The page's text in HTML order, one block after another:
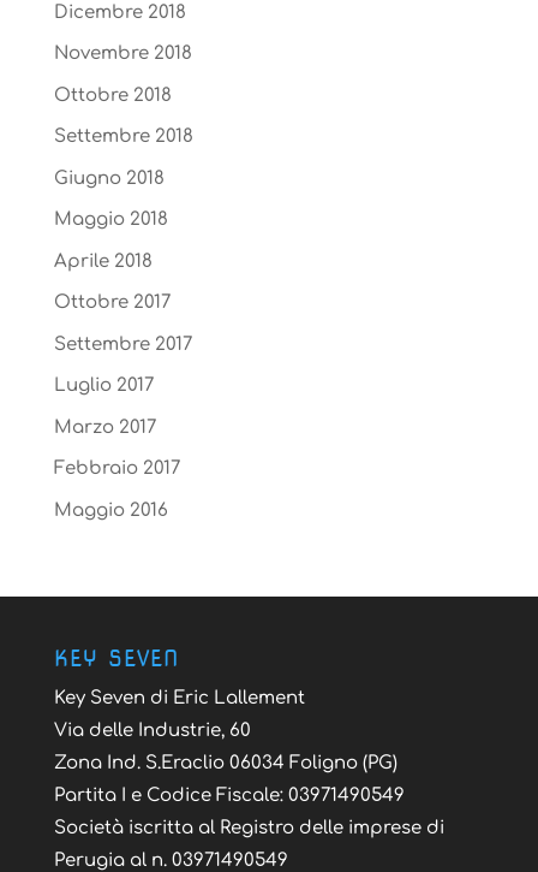
Dicembre 2018
Novembre 2018
Ottobre 2018
Settembre 2018
Giugno 2018
Maggio 2018
Aprile 2018
Ottobre 2017
Settembre 2017
Luglio 2017
Marzo 2017
Febbraio 2017
Maggio 2016
KEY SEVEN
Key Seven di Eric Lallement
Via delle Industrie, 60
Zona Ind. S.Eraclio 06034 Foligno (PG)
Partita I e Codice Fiscale: 03971490549
Società iscritta al Registro delle imprese di
Perugia al n. 03971490549